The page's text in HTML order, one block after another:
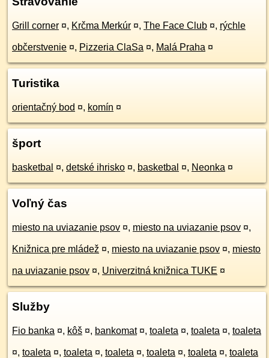
Grill corner ¤, Krčma Merkúr ¤, The Face Club ¤, rýchle
občerstvenie ¤, Pizzeria ClaSa ¤, Malá Praha ¤
Turistika
orientačný bod ¤, komín ¤
šport
basketbal ¤, detské ihrisko ¤, basketbal ¤, Neonka ¤
Voľný čas
miesto na uviazanie psov ¤, miesto na uviazanie psov ¤,
Knižnica pre mládež ¤, miesto na uviazanie psov ¤, miesto
na uviazanie psov ¤, Univerzitná knižnica TUKE ¤
Služby
Fio banka ¤, kôš ¤, bankomat ¤, toaleta ¤, toaleta ¤, toaleta
¤, toaleta ¤, toaleta ¤, toaleta ¤, toaleta ¤, toaleta ¤, toaleta